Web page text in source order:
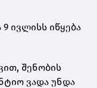
ივლისს იწყება
შენობის
ვადა უნდა